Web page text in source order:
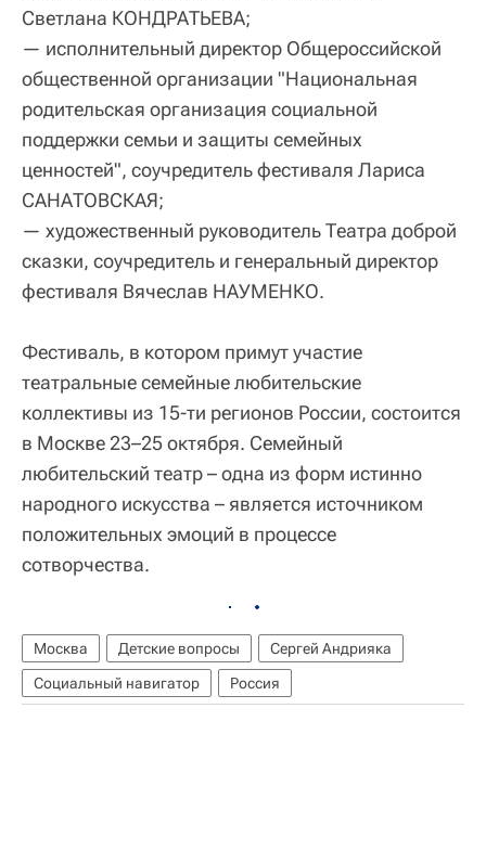
Светлана КОНДРАТЬЕВА;
— исполнительный директор Общероссийской
общественной организации "Национальная
родительская организация социальной
поддержки семьи и защиты семейных
ценностей", соучредитель фестиваля Лариса
САНАТОВСКАЯ;
— художественный руководитель Театра доброй
сказки, соучредитель и генеральный директор
фестиваля Вячеслав НАУМЕНКО.
Фестиваль, в котором примут участие
театральные семейные любительские
коллективы из 15-ти регионов России, состоится
в Москве 23–25 октября. Семейный
любительский театр – одна из форм истинно
народного искусства – является источником
положительных эмоций в процессе
сотворчества.
Москва Детские вопросы
Сергей Андрияка
Социальный навигатор
Россия